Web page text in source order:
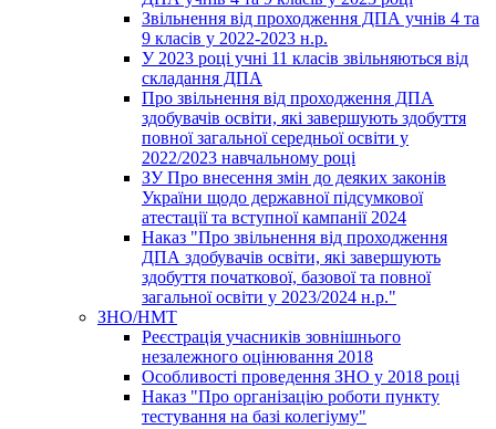
Звільнення від проходження ДПА учнів 4 та
9 класів у 2022-2023 н.р.
У 2023 році учні 11 класів звільняються від
складання ДПА
Про звільнення від проходження ДПА
здобувачів освіти, які завершують здобуття
повної загальної середньої освіти у
2022/2023 навчальному році
ЗУ Про внесення змін до деяких законів
України щодо державної підсумкової
атестації та вступної кампанії 2024
Наказ "Про звільнення від проходження
ДПА здобувачів освіти, які завершують
здобуття початкової, базової та повної
загальної освіти у 2023/2024 н.р."
ЗНО/НМТ
Реєстрація учасників зовнішнього
незалежного оцінювання 2018
Особливості проведення ЗНО у 2018 році
Наказ "Про організацію роботи пункту
тестування на базі колегіуму"